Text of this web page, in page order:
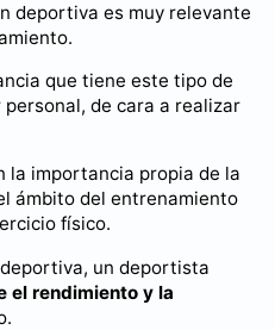
deportiva es muy relevante
que tiene este tipo de
de cara a realizar
la importancia propia de la
ámbito del entrenamiento
físico.
un deportista
el rendimiento y la